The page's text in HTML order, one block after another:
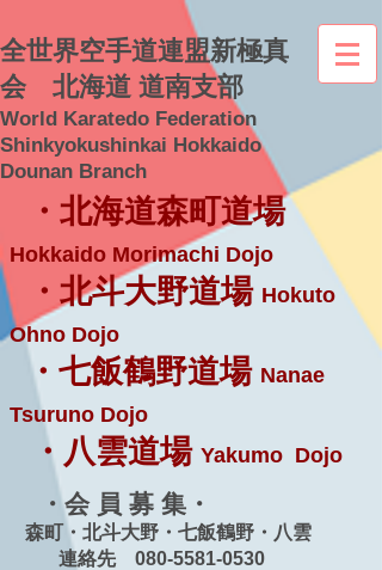
全世界空手道連盟新極真
会 北海道 道南支部
World Karatedo Federation
Shinkyokushinkai Hokkaido
Dounan Branch
・北海道森町道場
Hokkaido Morimachi Dojo
・北斗大野道場 Hokuto
Ohno Dojo
・七飯鶴野道場 Nanae
Tsuruno Dojo
・八雲道場 Yakumo Dojo
・会 員 募 集・
森町・北斗大野・七飯鶴野・八雲
連絡先 080-5581-0530